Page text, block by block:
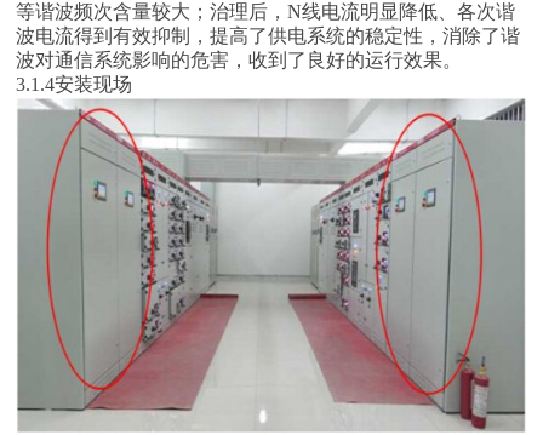
等谐波频次含量较大；治理后，N线电流明显降低、各次谐
波电流得到有效抑制，提高了供电系统的稳定性，消除了谐
波对通信系统影响的危害，收到了良好的运行效果。
3.1.4安装现场